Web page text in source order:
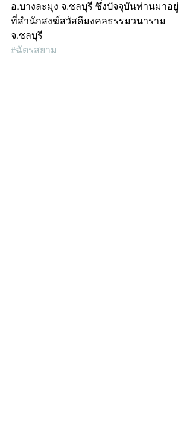
อ.บางละมุง จ.ชลบุรี ซึ่งปัจจุบันท่านมาอยู่
ที่สำนักสงฆ์สวัสดีมงคลธรรมวนาราม
จ.ชลบุรี
#ฉัตรสยาม